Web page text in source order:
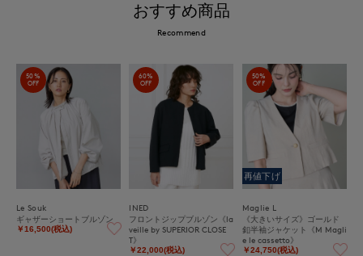
おすすめ商品
Recommend
50%
OFF
Le Souk
ギャザーショートブルゾン
￥16,500(税込)
60%
OFF
INED
フロントジップブルゾン《la
veille by SUPERIOR CLOSE
T》
￥22,000(税込)
50%
OFF
再値下げ
Maglie L
《大きいサイズ》ゴールド
釦半袖ジャケット《M Magli
e le cassetto》
￥24,750(税込)